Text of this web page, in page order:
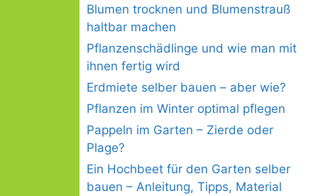
Blumen trocknen und Blumenstrauß
haltbar machen
Pflanzenschädlinge und wie man mit
ihnen fertig wird
Erdmiete selber bauen – aber wie?
Pflanzen im Winter optimal pflegen
Pappeln im Garten – Zierde oder
Plage?
Ein Hochbeet für den Garten selber
bauen – Anleitung, Tipps, Material